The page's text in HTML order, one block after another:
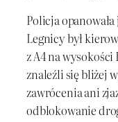
Policja
Legnicy był
z A4 na
znaleźli się bliżej
zawrócenia ani
odblokowanie